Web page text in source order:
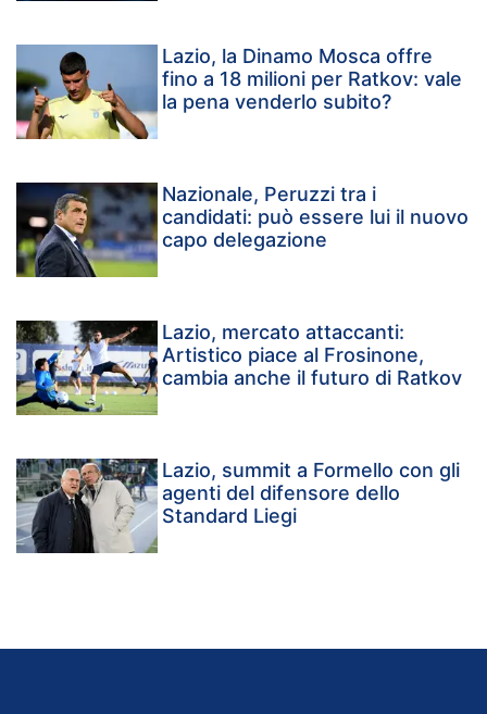
Lazio, la Dinamo Mosca offre
fino a 18 milioni per Ratkov: vale
la pena venderlo subito?
Nazionale, Peruzzi tra i
candidati: può essere lui il nuovo
capo delegazione
Lazio, mercato attaccanti:
Artistico piace al Frosinone,
cambia anche il futuro di Ratkov
Lazio, summit a Formello con gli
agenti del difensore dello
Standard Liegi